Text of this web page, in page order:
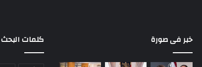
خبر فى صورة كلمات البحث